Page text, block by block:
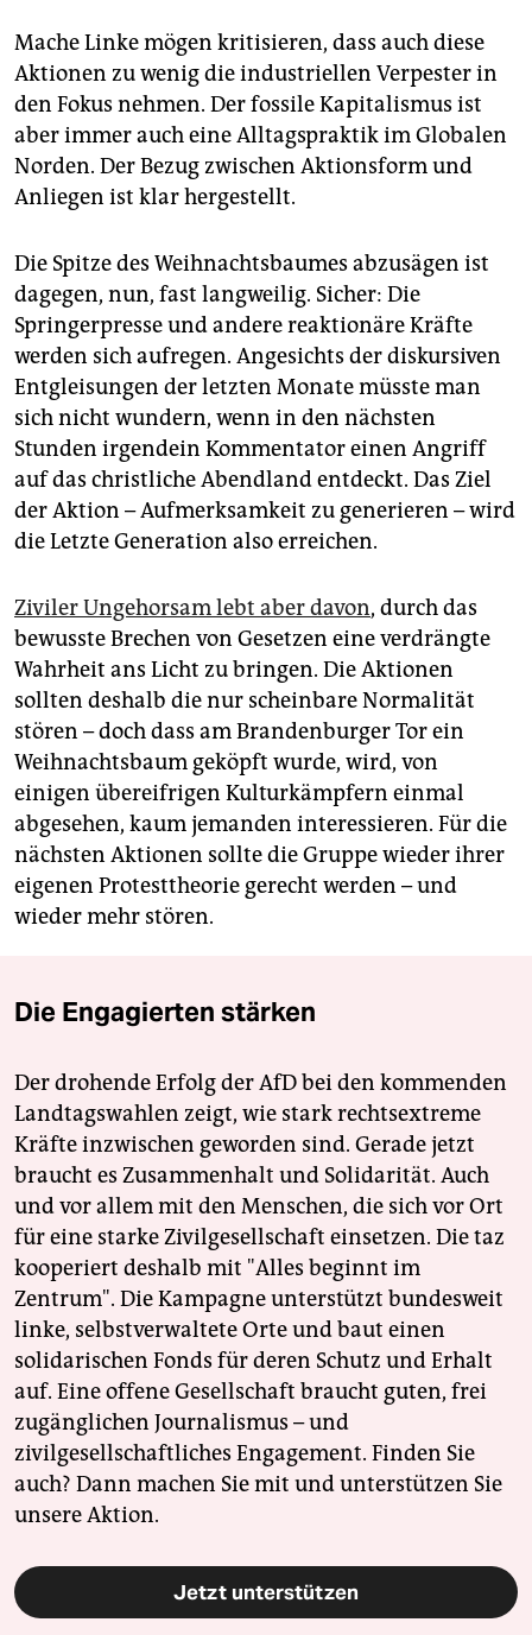
Mache Linke mögen kritisieren, dass auch diese
Aktionen zu wenig die industriellen Verpester in
den Fokus nehmen. Der fossile Kapitalismus ist
aber immer auch eine Alltagspraktik im Globalen
Norden. Der Bezug zwischen Aktionsform und
Anliegen ist klar hergestellt.
Die Spitze des Weihnachtsbaumes abzusägen ist
dagegen, nun, fast langweilig. Sicher: Die
Springerpresse und andere reaktionäre Kräfte
werden sich aufregen. Angesichts der diskursiven
Entgleisungen der letzten Monate müsste man
sich nicht wundern, wenn in den nächsten
Stunden irgendein Kommentator einen Angriff
auf das christliche Abendland entdeckt. Das Ziel
der Aktion – Aufmerksamkeit zu generieren – wird
die Letzte Generation also erreichen.
Ziviler Ungehorsam lebt aber davon, durch das
bewusste Brechen von Gesetzen eine verdrängte
Wahrheit ans Licht zu bringen. Die Aktionen
sollten deshalb die nur scheinbare Normalität
stören – doch dass am Brandenburger Tor ein
Weihnachtsbaum geköpft wurde, wird, von
einigen übereifrigen Kulturkämpfern einmal
abgesehen, kaum jemanden interessieren. Für die
nächsten Aktionen sollte die Gruppe wieder ihrer
eigenen Protesttheorie gerecht werden – und
wieder mehr stören.
Die Engagierten stärken
Der drohende Erfolg der AfD bei den kommenden
Landtagswahlen zeigt, wie stark rechtsextreme
Kräfte inzwischen geworden sind. Gerade jetzt
braucht es Zusammenhalt und Solidarität. Auch
und vor allem mit den Menschen, die sich vor Ort
für eine starke Zivilgesellschaft einsetzen. Die taz
kooperiert deshalb mit "Alles beginnt im
Zentrum". Die Kampagne unterstützt bundesweit
linke, selbstverwaltete Orte und baut einen
solidarischen Fonds für deren Schutz und Erhalt
auf. Eine offene Gesellschaft braucht guten, frei
zugänglichen Journalismus – und
zivilgesellschaftliches Engagement. Finden Sie
auch? Dann machen Sie mit und unterstützen Sie
unsere Aktion.
Jetzt unterstützen